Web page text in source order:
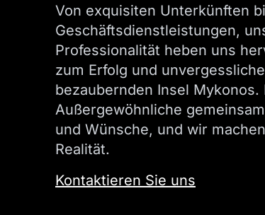
Von exquisiten Unterkünften
Geschäftsdienstleistungen,
Professionalität heben uns
zum Erfolg und
bezaubernden Insel Mykonos.
Außergewöhnliche
und Wünsche, und wir
Realität.
Kontaktieren Sie uns